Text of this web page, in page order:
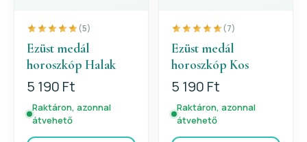
(5)
Ezüst medál
horoszkóp Halak
5 190 Ft
Raktáron, azonnal
átvehető
(7)
Ezüst medál
horoszkóp Kos
5 190 Ft
Raktáron, azonnal
átvehető